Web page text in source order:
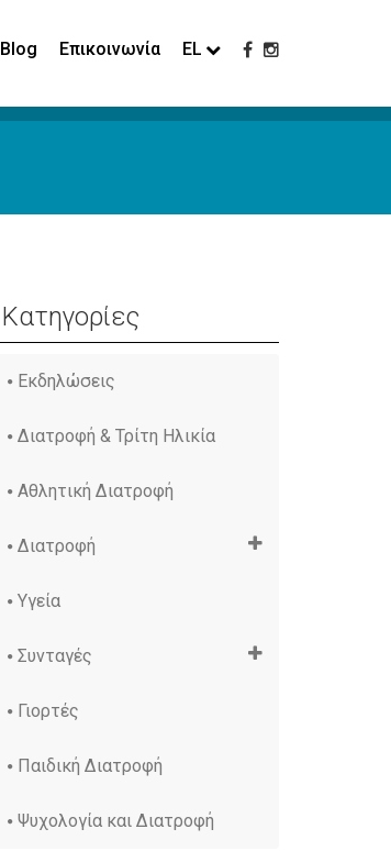
Blog Επικοινωνία EL
Κατηγορίες
Εκδηλώσεις
Διατροφή & Τρίτη Ηλικία
Αθλητική Διατροφή
Διατροφή
Υγεία
Συνταγές
Γιορτές
Παιδική Διατροφή
Ψυχολογία και Διατροφή